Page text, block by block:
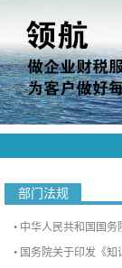
纳税人，免征增
计5%抵减应纳增
部门法规
• 中华人民共和国国
• 国务院关于印发《知